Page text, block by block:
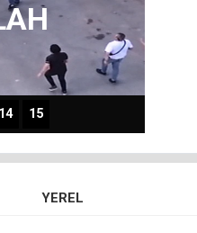
Kayıp
14 15
YEREL